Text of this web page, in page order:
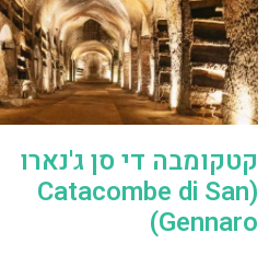
קטקומבה די סן ג'נארו
(Catacombe di San
Gennaro)